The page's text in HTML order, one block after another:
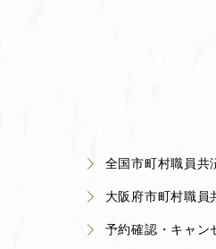
全国市町村職員共
大阪府市町村職員
予約確認・キャン